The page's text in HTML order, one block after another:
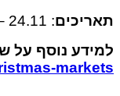
: 24.11 – 22.12
נוסף על
christmas-